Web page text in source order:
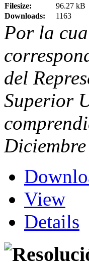
Filesize:
96.27 kB
Downloads:
1163
Por la
del
Superior
View
Details